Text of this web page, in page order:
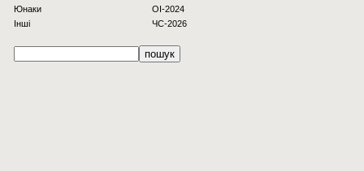
Юнаки
Інші
OI-2024
ЧС-2026